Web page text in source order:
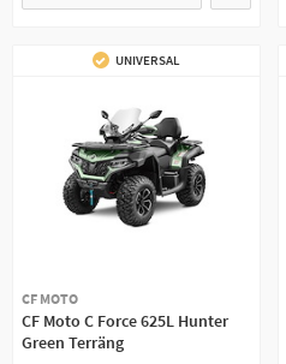
UNIVERSAL
CF MOTO
CF Moto C Force 625L Hunter
Green Terräng